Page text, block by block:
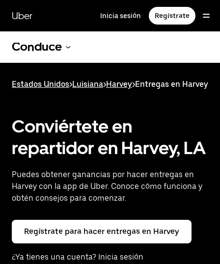
contenido
principal
Uber Inicia sesión Regístrate
Conduce
Estados Unidos>Luisiana>Harvey>Entregas en Harvey
Conviértete en
repartidor en Harvey, LA
Puedes obtener ganancias por hacer entregas en
Harvey con la app de Uber. Conoce cómo funciona y
obtén consejos para comenzar.
Regístrate para hacer entregas en Harvey
¿Ya tienes una cuenta? Inicia sesión